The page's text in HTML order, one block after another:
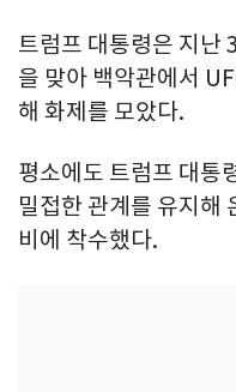
트럼프 대통령은 지난
을 맞아 백악관에서
해 화제를 모았다.
평소에도 트럼프 대통
밀접한 관계를 유지해
비에 착수했다.